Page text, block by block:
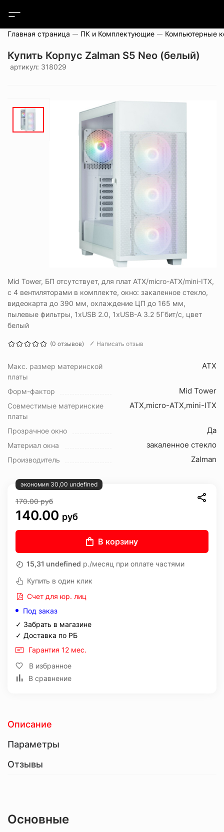
Главная страница ПК и Комплектующие Компьютерные
Купить Корпус Zalman S5 Neo (белый)
артикул: 318029
Mid Tower, БП отсутствует, для плат ATX/micro-ATX/mini-ITX,
с 4 вентиляторами в комплекте, окно: закаленное стекло,
видеокарта до 390 мм, охлаждение ЦП до 165 мм,
пылевые фильтры, 1xUSB 2.0, 1xUSB-A 3.2 5Гбит/с, цвет
белый
(0 отзывов) Написать отзыв
Макс. размер материнской
платы
ATX
Форм-фактор Mid Tower
Совместимые материнские
платы
ATX,micro-ATX,mini-ITX
Прозрачное окно Да
Материал окна закаленное стекло
Производитель Zalman
экономия 30,00 undefined
170.00руб
140.00 руб
В корзину
15,31 undefined р./месяц при оплате частями
Купить в один клик
Счет для юр. лиц
Под заказ
✓ Забрать в магазине
✓ Доставка по РБ
Гарантия 12 мес.
В избранное
В сравнение
Описание
Параметры
Отзывы
Основные